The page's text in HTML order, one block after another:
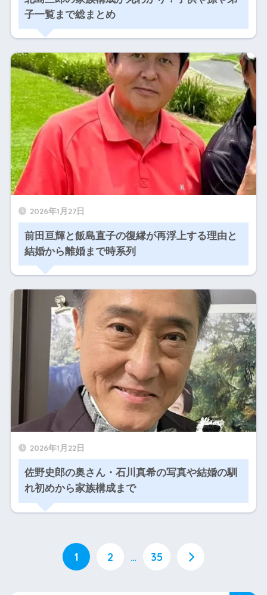
子一覧まで総まとめ
2026年1月27日
前田亘輝と飯島直子の復縁が再浮上する理由と
結婚から離婚まで時系列
2026年1月22日
佐野史郎の奥さん・石川真希の写真や結婚の馴
れ初めから家族構成まで
1 2 … 35